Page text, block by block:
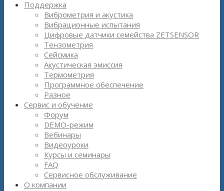
Поддержка
Виброметрия и акустика
Вибрационные испытания
Цифровые датчики семейства ZETSENSOR
Тензометрия
Сейсмика
Акустическая эмиссия
Термометрия
Программное обеспечение
Разное
Сервис и обучение
Форум
DEMO-режим
Вебинары
Видеоуроки
Курсы и семинары
FAQ
Сервисное обслуживание
О компании